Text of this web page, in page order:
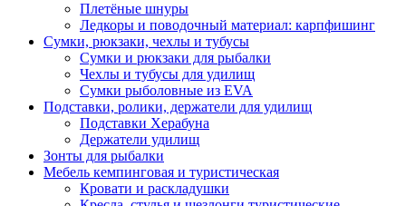
Плетёные шнуры
Ледкоры и поводочный материал: карпфишинг
Сумки, рюкзаки, чехлы и тубусы
Сумки и рюкзаки для рыбалки
Чехлы и тубусы для удилищ
Сумки рыболовные из EVA
Подставки, ролики, держатели для удилищ
Подставки Херабуна
Держатели удилищ
Зонты для рыбалки
Мебель кемпинговая и туристическая
Кровати и раскладушки